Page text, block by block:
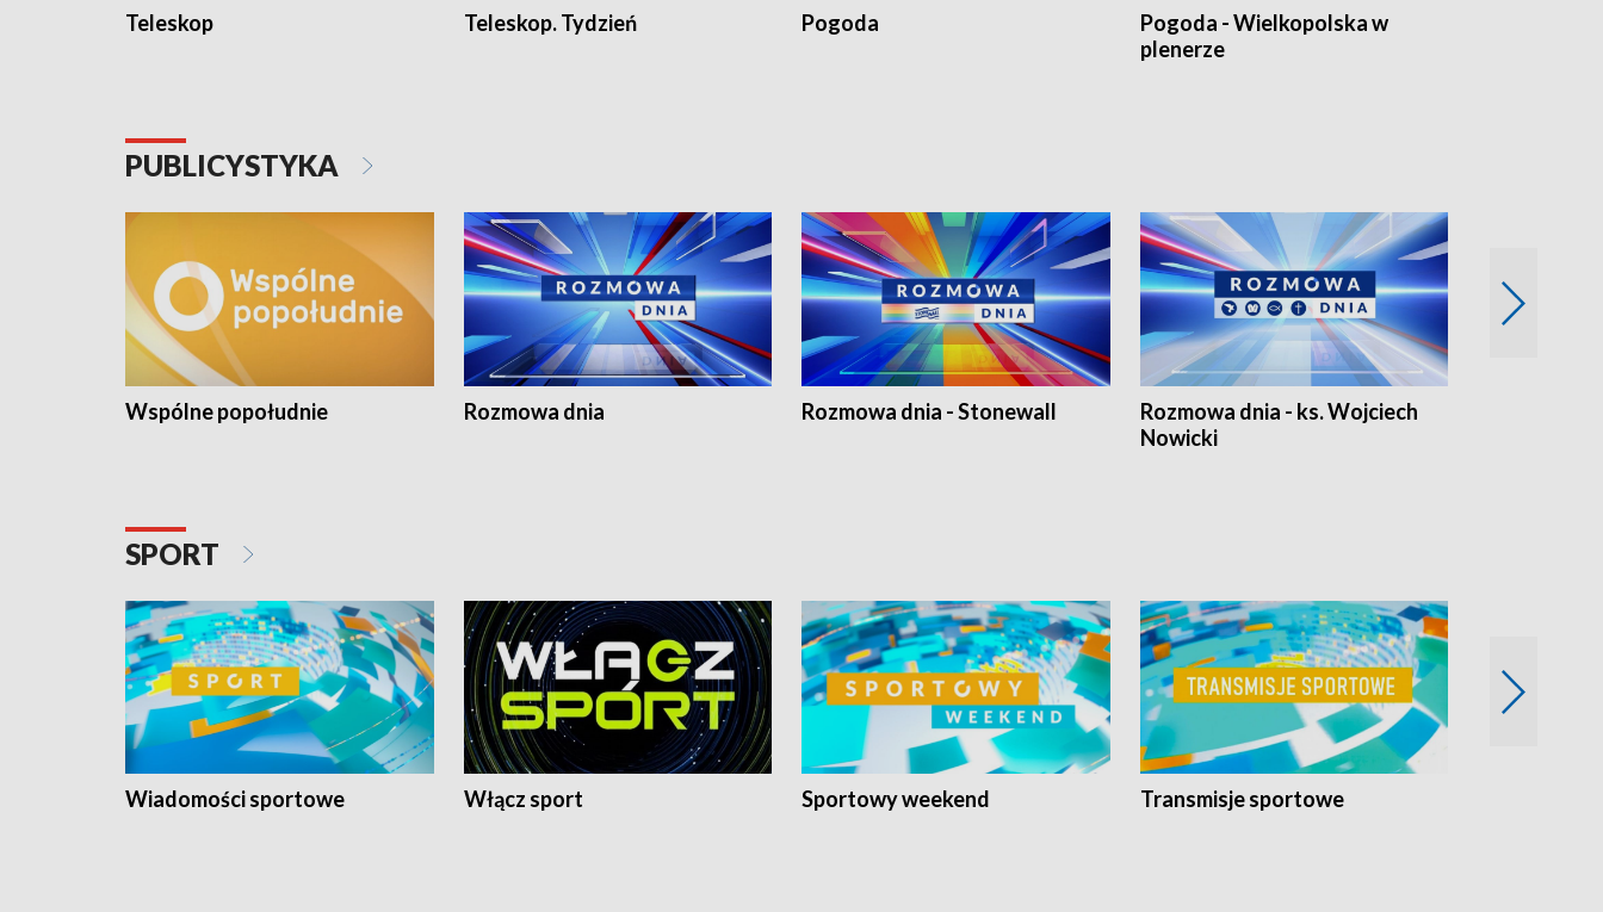
Teleskop Teleskop. Tydzień Pogoda
Pogoda - Wielkopolska w
plenerze
PUBLICYSTYKA
Wspólne popołudnie Rozmowa dnia Rozmowa dnia - Stonewall
Rozmowa dnia - ks. Wojciech
Nowicki
SPORT
Wiadomości sportowe Włącz sport Sportowy weekend Transmisje sportowe